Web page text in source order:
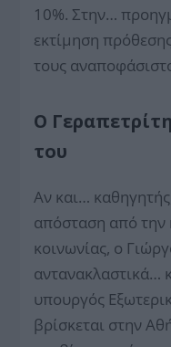
10%. Στην…
εκτίμηση
τους
Ο
του
Αν και…
απόσταση από την
κοινωνίας, ο
αντανακλαστικά…
υπουργός
βρίσκεται στην